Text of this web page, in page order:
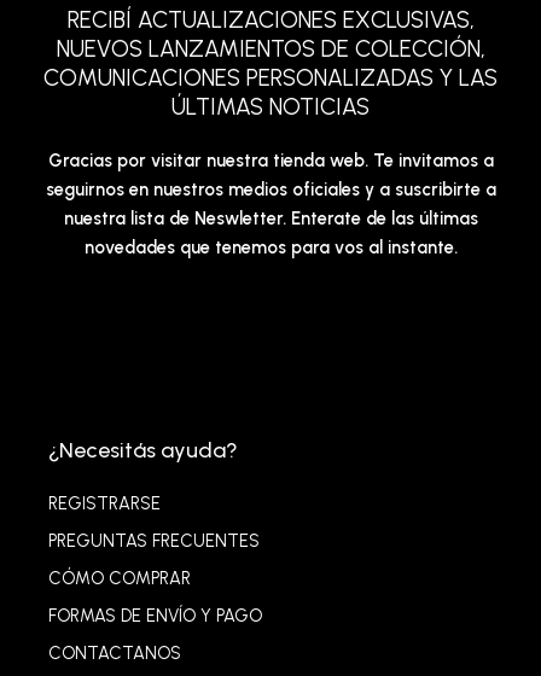
RECIBÍ ACTUALIZACIONES EXCLUSIVAS,
NUEVOS LANZAMIENTOS DE COLECCIÓN,
COMUNICACIONES PERSONALIZADAS Y LAS
ÚLTIMAS NOTICIAS
Gracias por visitar nuestra tienda web. Te invitamos a
seguirnos en nuestros medios oficiales y a suscribirte a
nuestra lista de Neswletter. Enterate de las últimas
novedades que tenemos para vos al instante.
¿Necesitás ayuda?
REGISTRARSE
PREGUNTAS FRECUENTES
CÓMO COMPRAR
FORMAS DE ENVÍO Y PAGO
CONTACTANOS